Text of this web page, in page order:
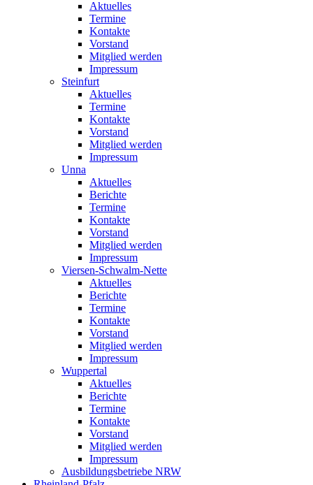
Aktuelles
Termine
Kontakte
Vorstand
Mitglied werden
Impressum
Steinfurt
Aktuelles
Termine
Kontakte
Vorstand
Mitglied werden
Impressum
Unna
Aktuelles
Berichte
Termine
Kontakte
Vorstand
Mitglied werden
Impressum
Viersen-Schwalm-Nette
Aktuelles
Berichte
Termine
Kontakte
Vorstand
Mitglied werden
Impressum
Wuppertal
Aktuelles
Berichte
Termine
Kontakte
Vorstand
Mitglied werden
Impressum
Ausbildungsbetriebe NRW